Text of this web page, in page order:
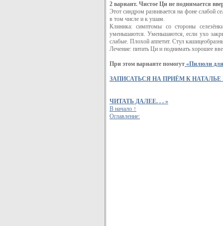
2 вариант. Чистое Ци не поднимается
Этот синдром развивается на фоне слабой
в том числе и к ушам.
Клиника: симптомы со стороны
уменьшаются. Уменьшаются, если ухо
слабые. Плохой аппетит. Стул
Лечение: питать Ци и поднимать хорошее
При этом варианте помогут «Пилюли
ЗАПИСАТЬСЯ НА ПРИЁМ К
ЧИТАТЬ ДАЛЕЕ. . . »
В начало ↑
Оглавление: